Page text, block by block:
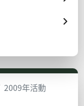
2009年活動